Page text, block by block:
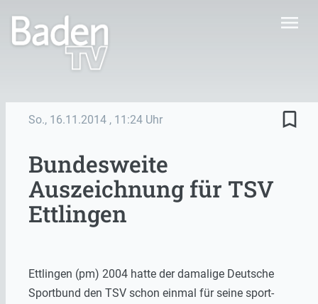
menu
So., 16.11.2014 , 11:24 Uhr bookmark_border
Bundesweite
Auszeichnung für TSV
Ettlingen
Ettlingen (pm) 2004 hatte der damalige Deutsche
Sportbund den TSV schon einmal für seine sport-